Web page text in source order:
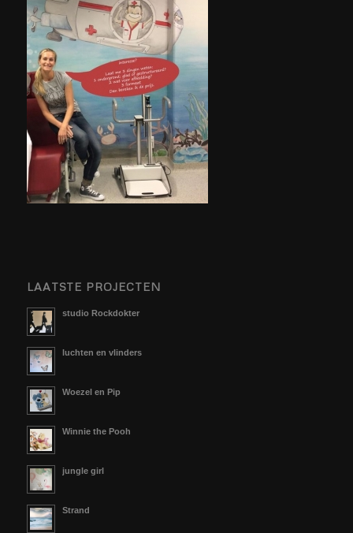
LAATSTE PROJECTEN
studio Rockdokter
luchten en vlinders
Woezel en Pip
Winnie the Pooh
jungle girl
Strand